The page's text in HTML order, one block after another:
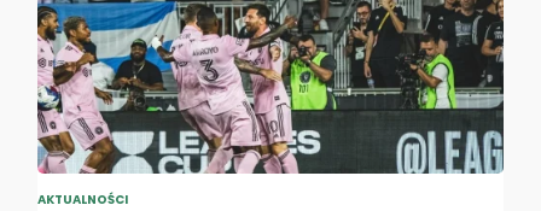
AKTUALNOŚCI